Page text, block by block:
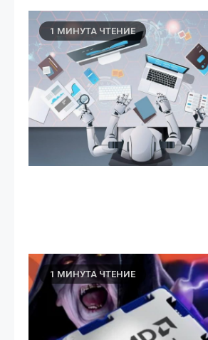
1 МИНУТА ЧТЕНИЕ
1 МИНУТА ЧТЕНИЕ